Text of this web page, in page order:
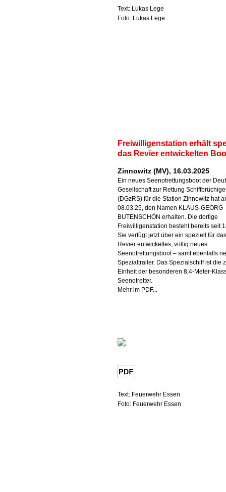
Text: Lukas Lege
Foto: Lukas Lege
Freiwilligenstation erhält
das Revier entwickelten
Zinnowitz (MV), 16.03.2025
Ein neues Seenotrettungsboot der
Gesellschaft zur Rettung
(DGzRS) für die Station Zinnowitz hat
08.03.25, den Namen KLAUS-GEORG
BUTENSCHÖN erhalten. Die dortige
Freiwilligenstation besteht bereits seit
Sie verfügt jetzt über ein speziell für das
Revier entwickeltes, völlig neues
Seenotrettungsboot – samt ebenfalls
Spezialtrailer. Das Spezialschiff ist die
Einheit der besonderen 8,4-Meter-
Seenotretter.
Mehr im PDF...
Text: Feuerwehr Essen
Foto: Feuerwehr Essen